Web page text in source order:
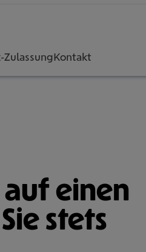
ZulassungKontakt
einen
stets